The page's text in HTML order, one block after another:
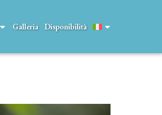
Galleria Disponibilità